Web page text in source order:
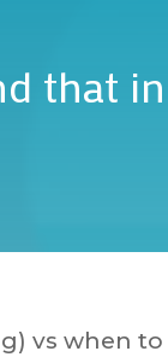
that
vs when